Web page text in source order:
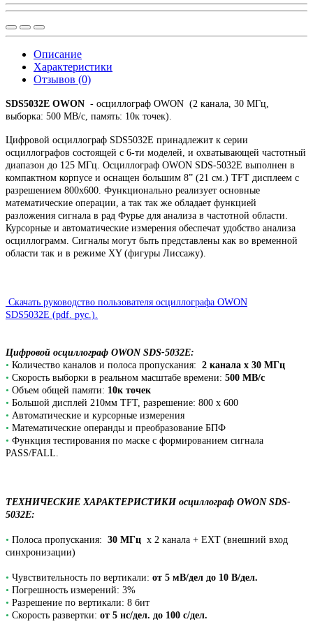
Описание
Характеристики
Отзывов (0)
SDS5032E OWON - осциллограф OWON (2 канала, 30 МГц,
выборка: 500 МВ/с, память: 10к точек).
Цифровой осциллограф SDS5032E принадлежит к серии
осциллографов cостоящей с 6-ти моделей, и охватывающей частотный
диапазон до 125 МГц. Осциллограф OWON SDS-5032E выполнен в
компактном корпусе и оснащен большим 8” (21 см.) TFT дисплеем c
разрешением 800х600. Функционально реализует основные
математические операции, а так так же обладает функцией
разложения сигнала в рад Фурье для анализа в частотной области.
Курсорные и автоматические измерения обеспечат удобство анализа
осциллограмм. Сигналы могут быть представлены как во временной
области так и в режиме XY (фигуры Лиссажу).
Скачать руководство пользователя осциллографа OWON
SDS5032E (pdf. рус.).
Цифровой осциллограф OWON SDS-5032E:
• Количество каналов и полоса пропускания: 2 канала х 30 МГц
• Скорость выборки в реальном масштабе времени: 500 МВ/с
• Объем общей памяти: 10к точек
• Большой дисплей 210мм TFT, разрешение: 800 х 600
• Автоматические и курсорные измерения
• Математические операнды и преобразование БПФ
• Функция тестирования по маске с формированием сигнала
PASS/FALL.
ТЕХНИЧЕСКИЕ ХАРАКТЕРИСТИКИ осциллограф OWON SDS-
5032E:
• Полоса пропускания: 30 МГц х 2 канала + EXT (внешний вход
синхронизации)
• Чувствительность по вертикали: от 5 мВ/дел до 10 В/дел.
• Погрешность измерений: 3%
• Разрешение по вертикали: 8 бит
• Скорость развертки: от 5 нс/дел. до 100 с/дел.